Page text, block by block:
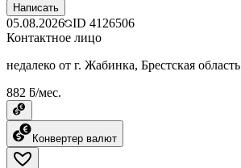
Написать
05.08.2026 ID 4126506
Контактное лицо
недалеко от г. Жабинка, Брестская область
882 ƃ/мес.
Конвертер валют